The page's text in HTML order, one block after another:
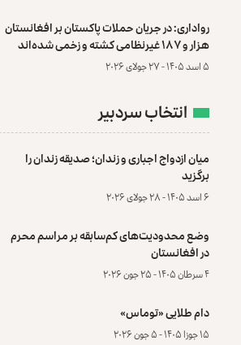
رواداری: در جریان حملات پاکستان بر افغانستان
هزار و ۱۸۷ غیرنظامی کشته و زخمی شده‌اند
۵ اسد ۱۴۰۵ - ۲۷ جولای ۲۰۲۶
انتخاب سردبیر
میان ازدواج اجباری و زندان؛ صدیقه زندان را
برگزید
۶ اسد ۱۴۰۵ - ۲۸ جولای ۲۰۲۶
وضع محدودیت‌های کم‌سابقه بر مراسم محرم
در افغانستان
۴ سرطان ۱۴۰۵ - ۲۵ جون ۲۰۲۶
دام طلایی «توماس»
۱۵ جوزا ۱۴۰۵ - ۵ جون ۲۰۲۶